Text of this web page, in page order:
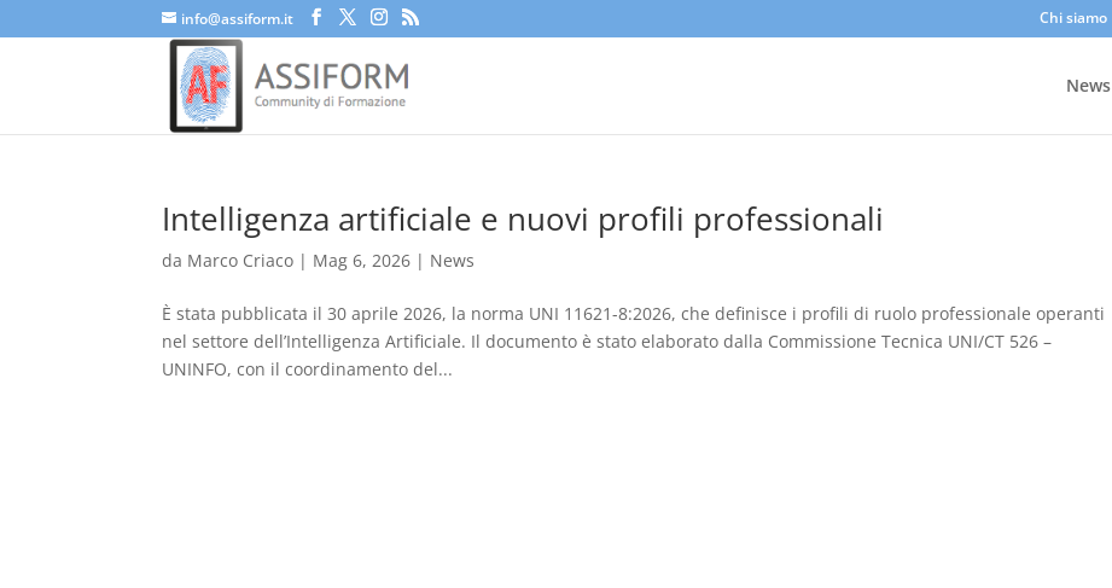
info@assiform.it Chi siamo
News
Intelligenza artificiale e nuovi profili professionali
da Marco Criaco | Mag 6, 2026 | News
È stata pubblicata il 30 aprile 2026, la norma UNI 11621-8:2026, che definisce i profili di ruolo professionale operanti
nel settore dell’Intelligenza Artificiale. Il documento è stato elaborato dalla Commissione Tecnica UNI/CT 526 –
UNINFO, con il coordinamento del...